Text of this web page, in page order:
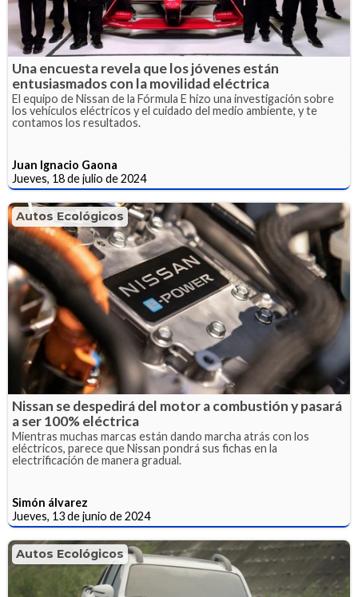
Una encuesta revela que los jóvenes están
entusiasmados con la movilidad eléctrica
El equipo de Nissan de la Fórmula E hizo una investigación sobre
los vehículos eléctricos y el cuidado del medio ambiente, y te
contamos los resultados.
Juan Ignacio Gaona
Jueves, 18 de julio de 2024
Autos Ecológicos
Nissan se despedirá del motor a combustión y pasará
a ser 100% eléctrica
Mientras muchas marcas están dando marcha atrás con los
eléctricos, parece que Nissan pondrá sus fichas en la
electrificación de manera gradual.
Simón álvarez
Jueves, 13 de junio de 2024
Autos Ecológicos